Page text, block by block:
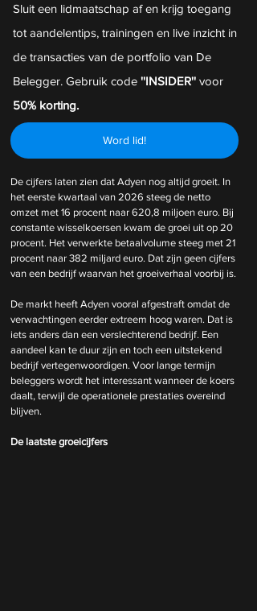
Sluit een lidmaatschap af en krijg toegang
tot aandelentips, trainingen en live inzicht in
de transacties van de portfolio van De
Belegger. Gebruik code ''INSIDER'' voor
50% korting.
Word lid!
De cijfers laten zien dat Adyen nog altijd groeit. In
het eerste kwartaal van 2026 steeg de netto
omzet met 16 procent naar 620,8 miljoen euro. Bij
constante wisselkoersen kwam de groei uit op 20
procent. Het verwerkte betaalvolume steeg met 21
procent naar 382 miljard euro. Dat zijn geen cijfers
van een bedrijf waarvan het groeiverhaal voorbij is.
De markt heeft Adyen vooral afgestraft omdat de
verwachtingen eerder extreem hoog waren. Dat is
iets anders dan een verslechterend bedrijf. Een
aandeel kan te duur zijn en toch een uitstekend
bedrijf vertegenwoordigen. Voor lange termijn
beleggers wordt het interessant wanneer de koers
daalt, terwijl de operationele prestaties overeind
blijven.
De laatste groeicijfers